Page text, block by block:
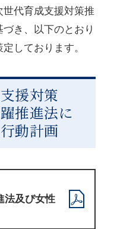
代育成支援対策推
き、以下のとおり
しております。
援対策
推進法に
動計画
法及び女性